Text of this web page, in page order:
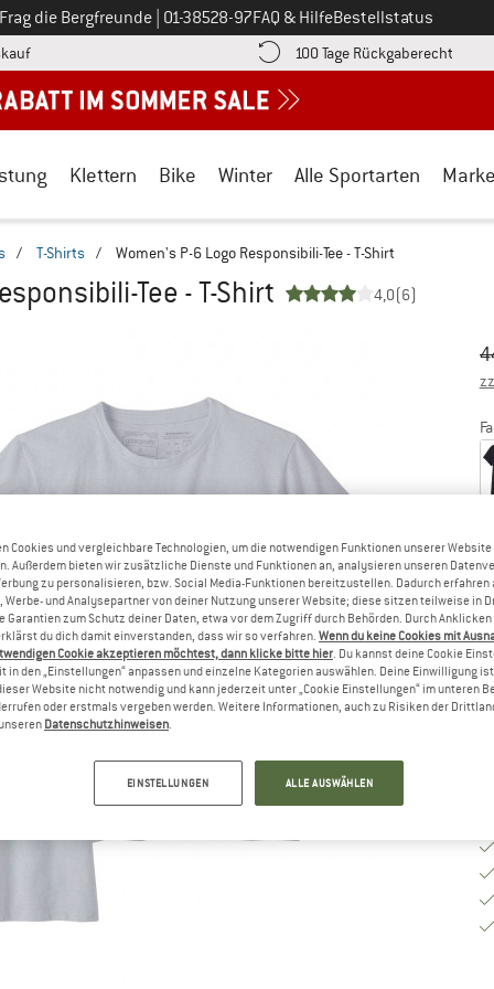
Frag die Bergfreunde Ruf uns an unter
01-38528-97FAQ & HilfeBestellstatus
Finde die Zahlungs-Infos hier! Öffnet sich in einer Infobox
100 Tage Rückgaberecht
Klettern Bike Winter Alle Sportarten
/ T-Shirts / Women's P-6 Logo Responsibili-Tee - T-Shirt
Tee - T-Shirt 4,0(6)
Cookies und vergleichbare Technologien, um die notwendigen Funktionen unserer Website
Außerdem bieten wir zusätzliche Dienste und Funktionen an, analysieren unseren
zu personalisieren, bzw. Social Media-Funktionen bereitzustellen. Dadurch erfahren
Werbe- und Analysepartner von deiner Nutzung unserer Website; diese sitzen teilweise in
Garantien zum Schutz deiner Daten, etwa vor dem Zugriff durch Behörden. Durch Anklicken
du dich damit einverstanden, dass wir so verfahren. Wenn du keine Cookies mit
Cookie akzeptieren möchtest, dann klicke bitte hier. Du kannst deine Cookie
in den „Einstellungen“ anpassen und einzelne Kategorien auswählen. Deine Einwilligung
Website nicht notwendig und kann jederzeit unter „Cookie Einstellungen“ im unteren
oder erstmals vergeben werden. Weitere Informationen, auch zu Risiken der
Datenschutzhinweisen.
EINSTELLUNGEN ALLE AUSWÄHLEN